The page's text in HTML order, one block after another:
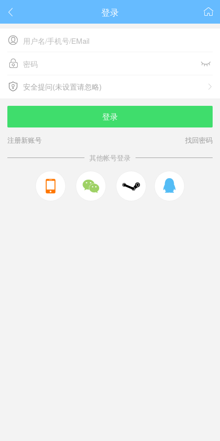
 
登录

 
 
安全提问(未设置请忽略)
安全提问(未设置请忽略)
登录
注册新账号
找回密码
其他帐号登录
  